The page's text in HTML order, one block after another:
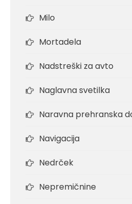
Milo
Mortadela
Nadstreški za avto
Naglavna svetilka
Naravna prehranska
Navigacija
Nedrček
Nepremičnine